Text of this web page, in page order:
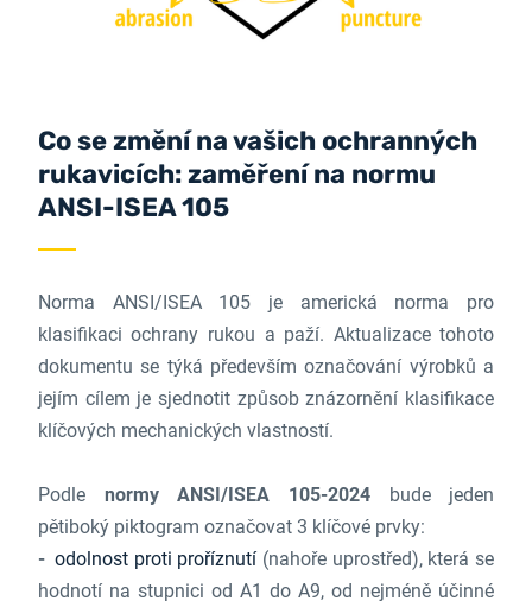
Co se změní na vašich ochranných
rukavicích: zaměření na normu
ANSI-ISEA 105
Norma ANSI/ISEA 105 je americká norma pro
klasifikaci ochrany rukou a paží. Aktualizace tohoto
dokumentu se týká především označování výrobků a
jejím cílem je sjednotit způsob znázornění klasifikace
klíčových mechanických vlastností.
Podle normy ANSI/ISEA 105-2024bude jeden
pětiboký piktogram označovat 3 klíčové prvky:
odolnost proti proříznutí (nahoře uprostřed), která se
hodnotí na stupnici od A1 do A9, od nejméně účinné